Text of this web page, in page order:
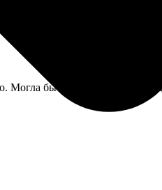
Могла бы и покрупнее числа